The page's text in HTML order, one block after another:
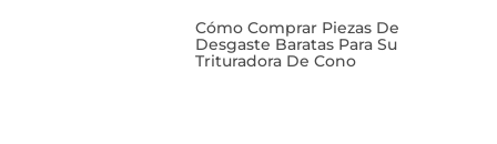
Cómo Comprar Piezas De
Desgaste Baratas Para Su
Trituradora De Cono